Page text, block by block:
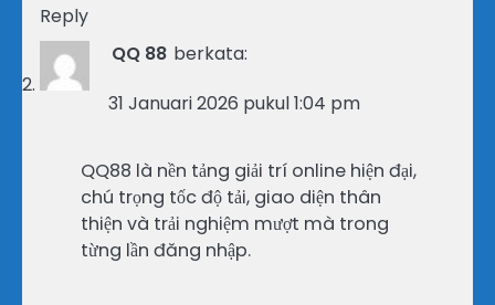
Reply
QQ 88 berkata:
31 Januari 2026 pukul 1:04 pm
QQ88 là nền tảng giải trí online hiện đại,
chú trọng tốc độ tải, giao diện thân
thiện và trải nghiệm mượt mà trong
từng lần đăng nhập.